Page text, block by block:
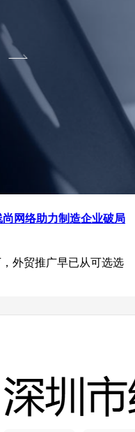
网络助力制造企业破局
外贸推广早已从可选选